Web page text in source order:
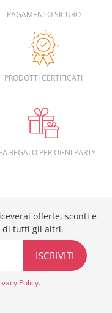
PAGAMENTO SICURO
PRODOTTI CERTIFICATI
REGALO PER OGNI PARTY
offerte, sconti e
di tutti gli altri.
Policy.